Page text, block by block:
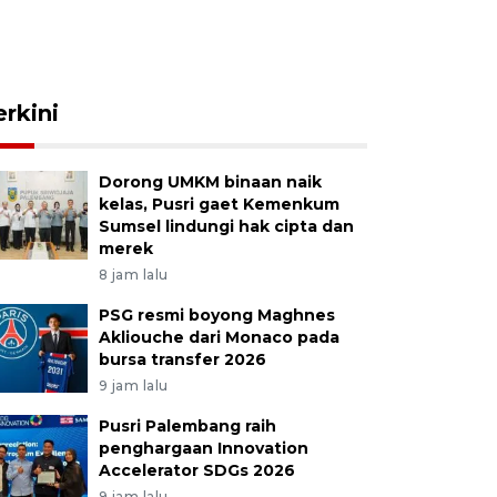
Dorong UMKM binaan naik
kelas, Pusri gaet Kemenkum
Sumsel lindungi hak cipta dan
merek
8 jam lalu
PSG resmi boyong Maghnes
Akliouche dari Monaco pada
bursa transfer 2026
9 jam lalu
Pusri Palembang raih
penghargaan Innovation
Accelerator SDGs 2026